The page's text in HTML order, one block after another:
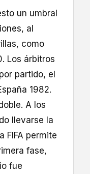
un umbral
al
como
Los árbitros
partido, el
1982.
A los
llevarse la
FIFA permite
fase,
fue